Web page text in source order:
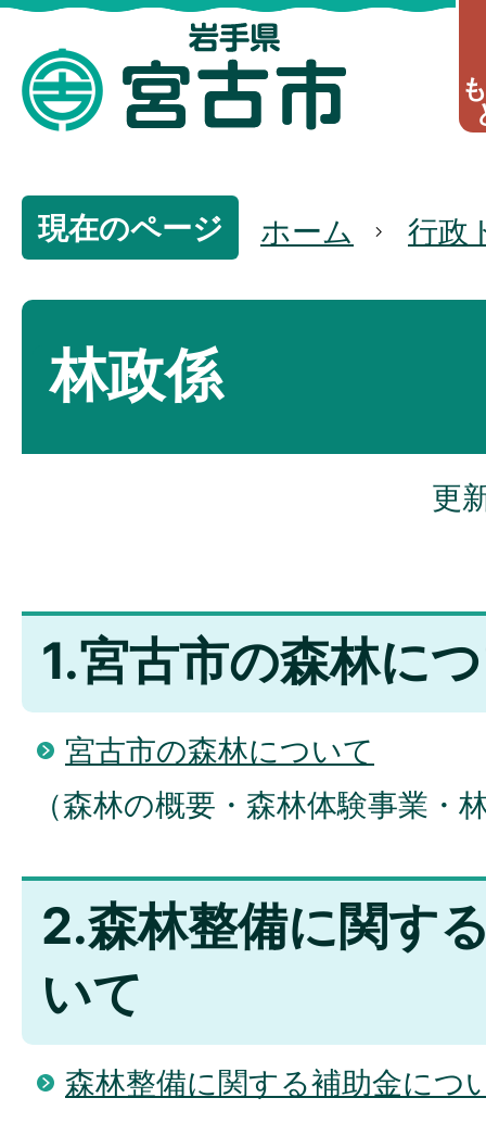
現在のページ ホーム 行政
林政係
更
1.宮古市の森林に
宮古市の森林について
（森林の概要・森林体験事業・
2.森林整備に関す
いて
森林整備に関する補助金につ